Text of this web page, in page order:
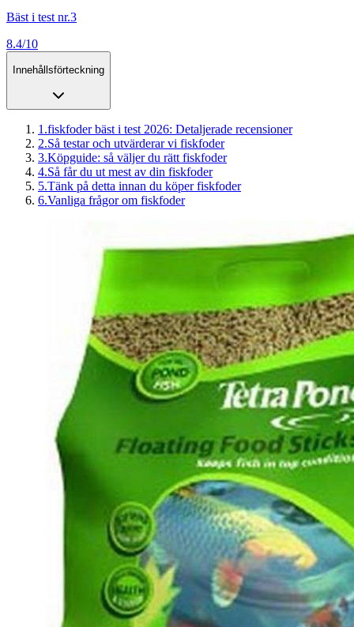
Bäst i test nr.3
8.4/10
Innehållsförteckning
1 .fiskfoder bäst i test 2026: Detaljerade recensioner
2.Så testar och utvärderar vi fiskfoder
3.Köpguide: så väljer du rätt fiskfoder
4.Så får du ut mest av din fiskfoder
5.Tänk på detta innan du köper fiskfoder
6.Vanliga frågor om fiskfoder